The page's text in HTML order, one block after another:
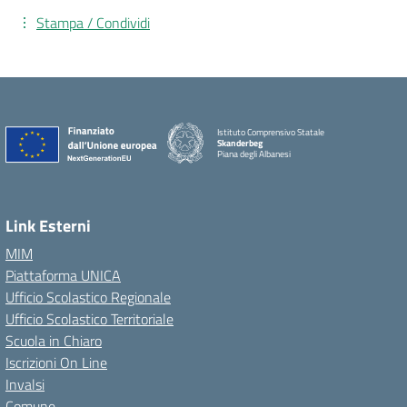
Stampa / Condividi
Istituto Comprensivo Statale
Skanderbeg
Piana degli Albanesi
Link Esterni
MIM
Piattaforma UNICA
Ufficio Scolastico Regionale
Ufficio Scolastico Territoriale
Scuola in Chiaro
Iscrizioni On Line
Invalsi